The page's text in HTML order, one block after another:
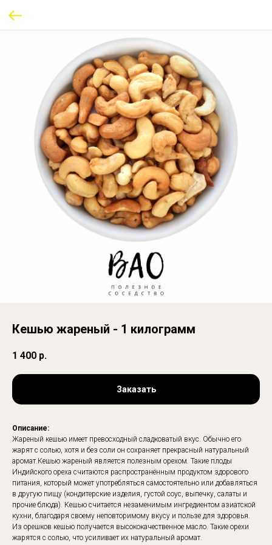
Кешью жареный - 1 килограмм
1 400 р.
Заказать
Описание:
Жареный кешью имеет превосходный сладковатый вкус. Обычно его
жарят с солью, хотя и без соли он сохраняет прекрасный натуральный
аромат.Кешью жареный является полезным орехом. Такие плоды
Индийского ореха считаются распространённым продуктом здорового
питания, который может употребляться самостоятельно или добавляться
в другую пищу (кондитерские изделия, густой соус, выпечку, салаты и
прочие блюда). Кешью считается незаменимым ингредиентом азиатской
кухни, благодаря своему неповторимому вкусу и пользе для здоровья.
Из орешков кешью получается высококачественное масло. Такие орехи
жарятся с солью, что усиливает их натуральный аромат.